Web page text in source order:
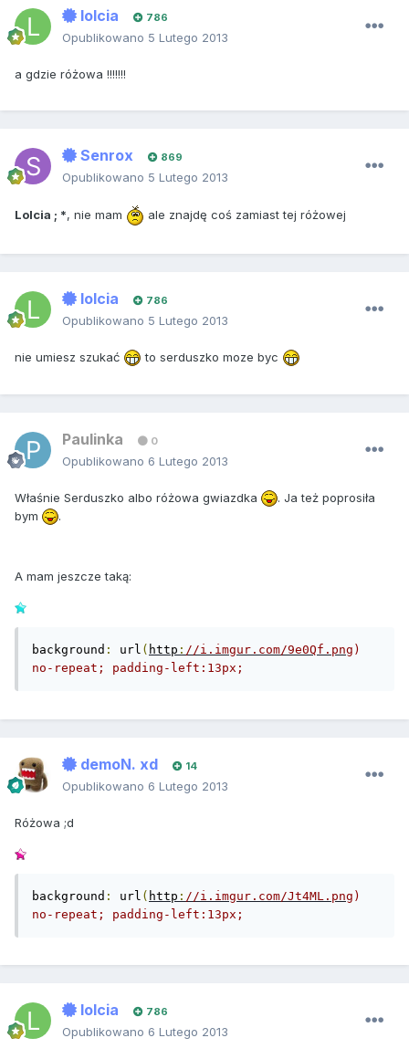
lolcia 786
Opublikowano 5 Lutego 2013
a gdzie różowa !!!!!!!
Senrox 869
Opublikowano 5 Lutego 2013
Lolcia ; * , nie mam ale znajdę coś zamiast tej różowej
lolcia 786
Opublikowano 5 Lutego 2013
nie umiesz szukać to serduszko moze byc
Paulinka 0
Opublikowano 6 Lutego 2013
Właśnie Serduszko albo różowa gwiazdka
. Ja też poprosiła
bym
.
A mam jeszcze taką:
background : url ( http : //i.imgur.com/9e0Qf.png )
no-repeat; padding-left:13px;
demoN. xd 14
Opublikowano 6 Lutego 2013
Różowa ;d
background : url ( http : //i.imgur.com/Jt4ML.png )
no-repeat; padding-left:13px;
lolcia 786
Opublikowano 6 Lutego 2013